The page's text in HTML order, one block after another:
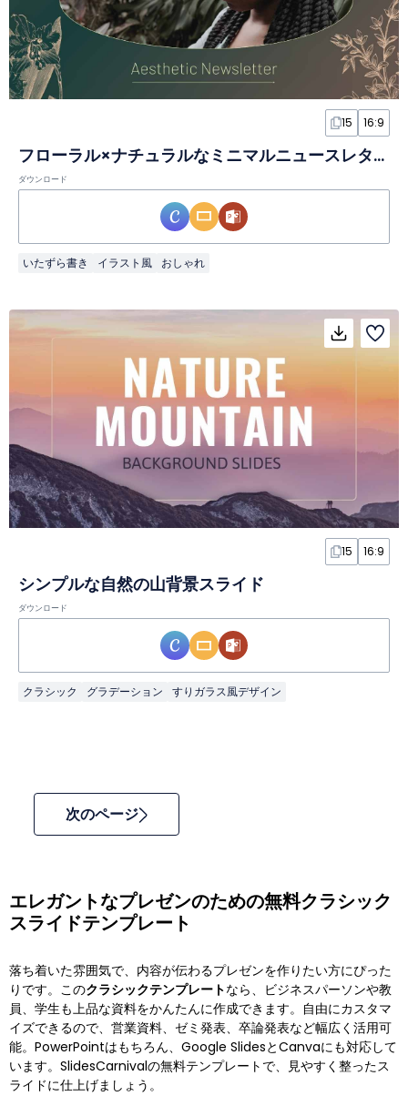
15 16:9
フローラル×ナチュラルなミニマルニュースレタースライド
ダウンロード
いたずら書き イラスト風 おしゃれ
15 16:9
シンプルな自然の山背景スライド
ダウンロード
クラシック グラデーション すりガラス風デザイン
次のページ
エレガントなプレゼンのための無料クラシック
スライドテンプレート
落ち着いた雰囲気で、内容が伝わるプレゼンを作りたい方にぴった
りです。このクラシックテンプレートなら、ビジネスパーソンや教
員、学生も上品な資料をかんたんに作成できます。自由にカスタマ
イズできるので、営業資料、ゼミ発表、卒論発表など幅広く活用可
能。PowerPointはもちろん、Google SlidesとCanvaにも対応して
います。SlidesCarnivalの無料テンプレートで、見やすく整ったス
ライドに仕上げましょう。